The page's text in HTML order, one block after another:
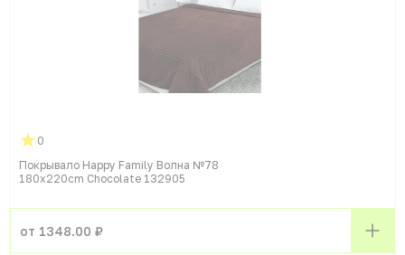
0
Покрывало Happy Family Волна №78
180x220cm Chocolate 132905
от 1348.00 ₽